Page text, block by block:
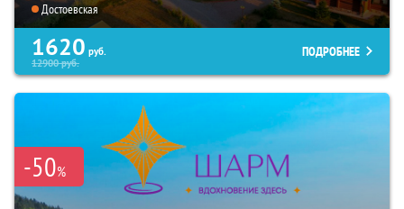
Достоевская
1620 руб.
12900руб.
ПОДРОБНЕЕ
-50%